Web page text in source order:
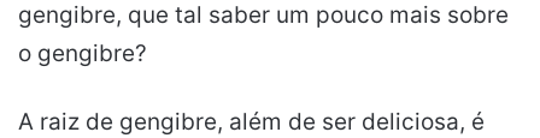
gengibre, que tal saber um pouco mais sobre
o gengibre?
A raiz de gengibre, além de ser deliciosa, é